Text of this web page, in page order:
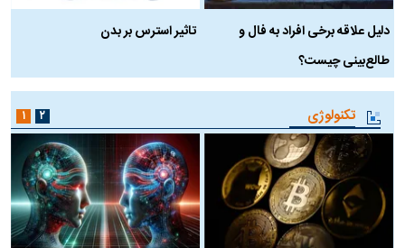
دلیل علاقه برخی افراد به فال و
طالع‌بینی چیست؟
تاثیر استرس بر بدن
تکنولوژی ۱ ۲